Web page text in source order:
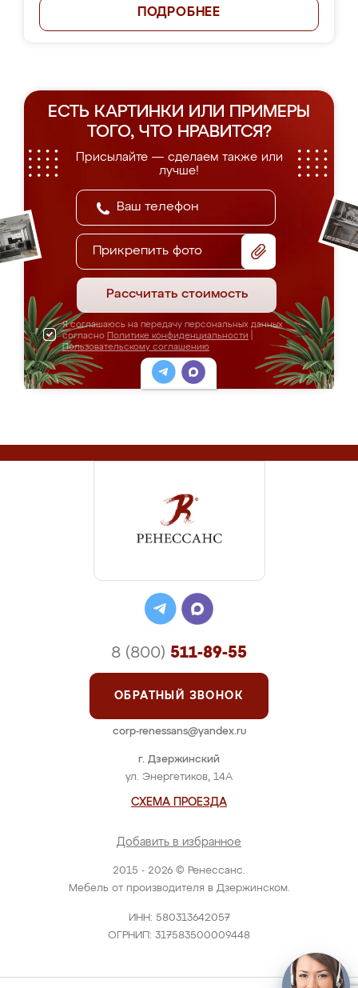
ПОДРОБНЕЕ
ЕСТЬ КАРТИНКИ ИЛИ ПРИМЕРЫ
ТОГО, ЧТО НРАВИТСЯ?
Присылайте — сделаем также или
лучше!
Прикрепить фото
Рассчитать стоимость
Я соглашаюсь на передачу персональных данных
согласно Политике конфиденциальности
Пользовательскому соглашению
2015 - 2026 © Ренессанс.
Мебель от производителя в Дзержинском.
ИНН: 580313642057
ОГРНИП: 317583500009448
г. Дзержинский
ул. Энергетиков, 14А
СХЕМА ПРОЕЗДА
Добавить в избранное
8 (800) 511-89-55
ОБРАТНЫЙ ЗВОНОК
corp-renessans@yandex.ru